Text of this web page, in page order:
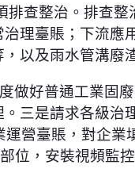
排查整治。排查
理臺賬；下流應
以及雨水管溝廢
做好普通工業固
三是請求各級治
營臺賬，對企業
位，安裝視頻監